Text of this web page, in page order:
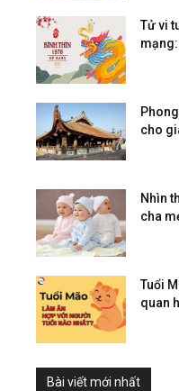
Tử vi
cho
Nhìn
cha
Tuổi
quan
Bài viết mới nhất